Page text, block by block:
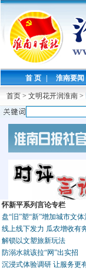
首 页 | 淮南要闻
首页 > 文明花开润淮南 >
怀新平系列言论专栏
盘“旧”塑“新”增加城市文体
线上线下发力 瓜农增收有
解锁以文塑旅新玩法
防溺水就该拉“网”出实招
沉浸式体验调研 让服务更